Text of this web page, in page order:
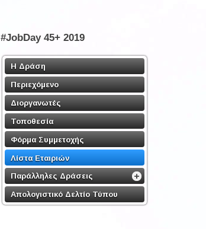
#JobDay 45+ 2019
Η Δράση
Περιεχόμενο
Διοργανωτές
Τοποθεσία
Φόρμα Συμμετοχής
Λίστα Εταιριών
Παράλληλες Δράσεις
Απολογιστικό Δελτίο Τύπου